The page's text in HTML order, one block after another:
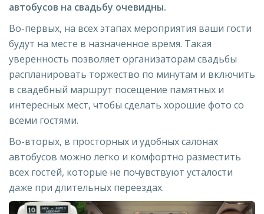
автобусов на свадьбу очевидны.
Во-первых, на всех этапах мероприятия ваши гости
будут на месте в назначенное время. Такая
уверенность позволяет организаторам свадьбы
распланировать торжество по минутам и включить
в свадебный маршрут посещение памятных и
интересных мест, чтобы сделать хорошие фото со
всеми гостями.
Во-вторых, в просторных и удобных салонах
автобусов можно легко и комфортно разместить
всех гостей, которые не почувствуют усталости
даже при длительных переездах.